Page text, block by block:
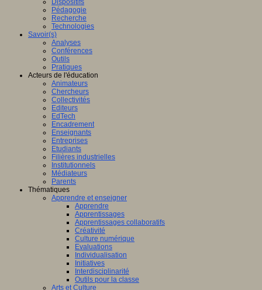
Dispositifs
Pédagogie
Recherche
Technologies
Savoir(s)
Analyses
Conférences
Outils
Pratiques
Acteurs de l'éducation
Animateurs
Chercheurs
Collectivités
Editeurs
EdTech
Encadrement
Enseignants
Entreprises
Etudiants
Filières industrielles
Institutionnels
Médiateurs
Parents
Thématiques
Apprendre et enseigner
Apprendre
Apprentissages
Apprentissages collaboratifs
Créativité
Culture numérique
Evaluations
Individualisation
Initiatives
Interdisciplinarité
Outils pour la classe
Arts et Culture